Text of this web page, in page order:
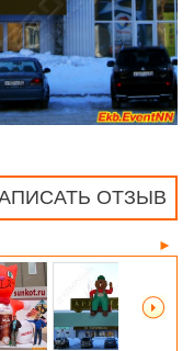
ОТЗЫВ
►